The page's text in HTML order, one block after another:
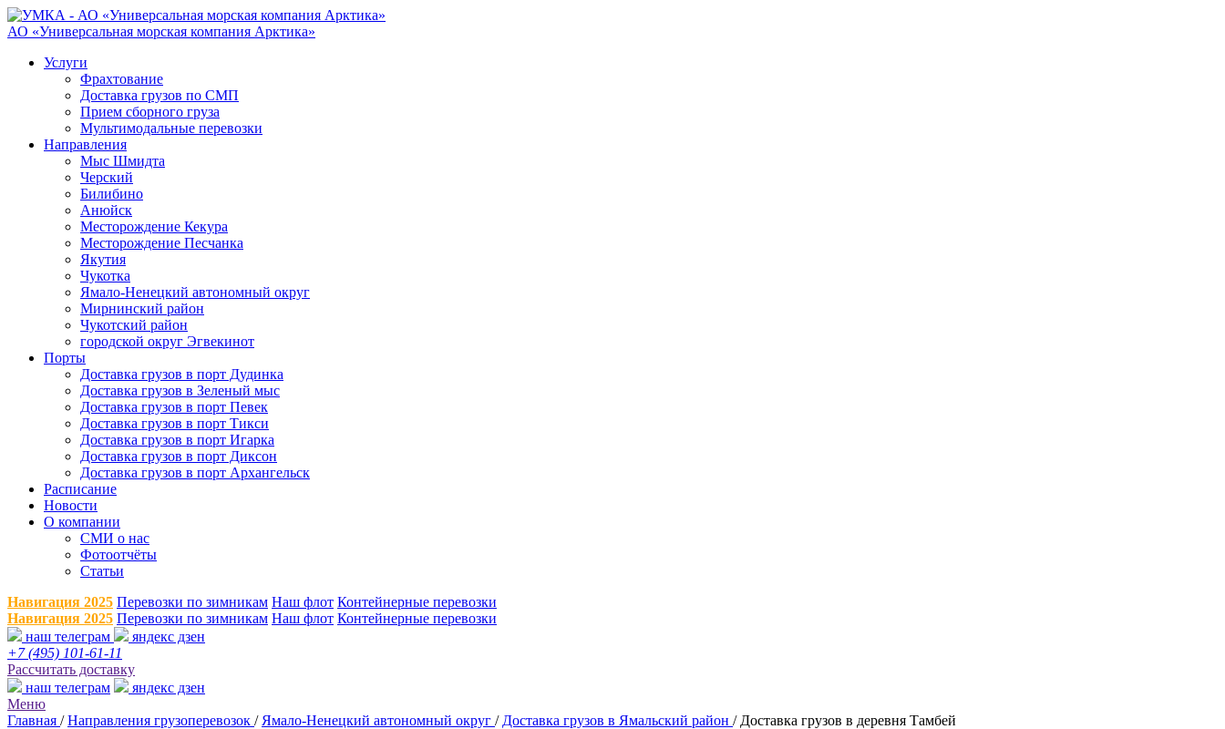
АО «Универсальная морская компания Арктика»
Услуги
Фрахтование
Доставка грузов по СМП
Прием сборного груза
Мультимодальные перевозки
Направления
Мыс Шмидта
Черский
Билибино
Анюйск
Месторождение Кекура
Месторождение Песчанка
Якутия
Чукотка
Ямало-Ненецкий автономный округ
Мирнинский район
Чукотский район
городской округ Эгвекинот
Порты
Доставка грузов в порт Дудинка
Доставка грузов в Зеленый мыс
Доставка грузов в порт Певек
Доставка грузов в порт Тикси
Доставка грузов в порт Игарка
Доставка грузов в порт Диксон
Доставка грузов в порт Архангельск
Расписание
Новости
О компании
СМИ о нас
Фотоотчёты
Статьи
Навигация 2025 Перевозки по зимникам Наш флот Контейнерные перевозки
Навигация 2025 Перевозки по зимникам Наш флот Контейнерные перевозки
наш телеграм
яндекс дзен
+7 (495) 101-61-11
Рассчитать доставку
наш телеграм
яндекс дзен
Меню
Главная /Направления грузоперевозок / Ямало-Ненецкий автономный округ / Доставка грузов в Ямальский район / Доставка грузов в деревня Тамбей